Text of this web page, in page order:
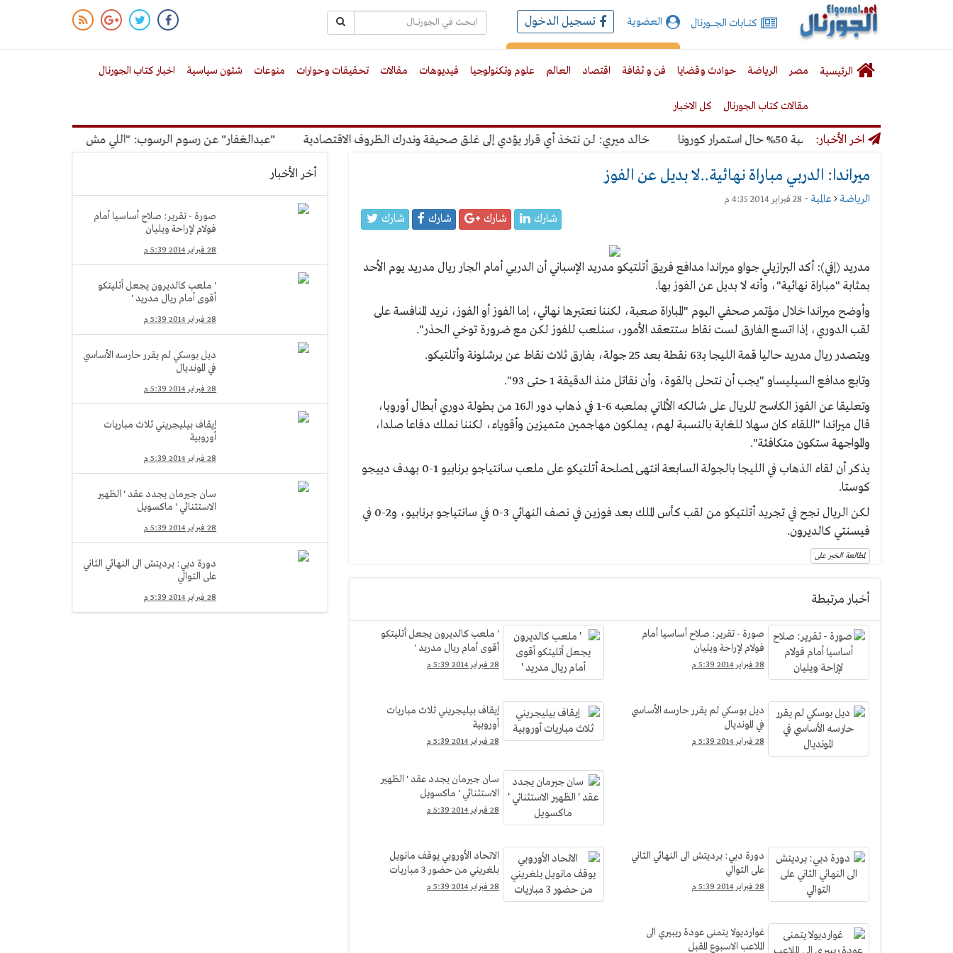
الجورنال
نت
كتـــابات الجـــــورنال العضوية تسجيل الدخول
الرئيسية مصر الرياضة حوادث وقضايا فن و ثقافة اقتصاد العالم علوم وتكنولوجيا فيديوهات مقالات تحقيقات وحوارات منوعات شئون سياسية اخبار كتاب الجورنال
مقالات كتاب الجورنال كل الاخبار
اخر الأخبار:
المونديال بنسبة 50% حال استمرار كورونا خالد ميري: لن نتخذ أي قرار يؤدي إلى غلق صحيفة وندرك الظروف الاقتصادية "عبدالغفار" عن رسوم الرسوب: "اللي مش عاوز يتعلم ملوش
ميراندا: الدربي مباراة نهائية..لا بديل عن الفوز
الرياضة عالمية - 28 فبراير 2014 4:35 م
شارك شارك شارك شارك
مدريد (إفي): أكد البرازيلي جواو ميراندا مدافع فريق أتلتيكو مدريد الإسباني أن الدربي أمام الجار ريال مدريد يوم الأحد
بمثابة "مباراة نهائية"، وأنه لا بديل عن الفوز بها.
وأوضح ميراندا خلال مؤتمر صحفي اليوم "المباراة صعبة، لكننا نعتبرها نهائي، إما الفوز أو الفوز، نريد المنافسة على
لقب الدوري، إذا اتسع الفارق لست نقاط ستتعقد الأمور، سنلعب للفوز لكن مع ضرورة توخي الحذر".
ويتصدر ريال مدريد حاليا قمة الليجا بـ63 نقطة بعد 25 جولة، بفارق ثلاث نقاط عن برشلونة وأتلتيكو.
وتابع مدافع السيليساو "يجب أن نتحلى بالقوة، وأن نقاتل منذ الدقيقة 1 حتى 93".
وتعليقا عن الفوز الكاسح للريال على شالكه الألماني بملعبه 6-1 في ذهاب دور الـ16 من بطولة دوري أبطال أوروبا،
قال ميراندا "اللقاء كان سهلا للغاية بالنسبة لهم، يملكون مهاجمين متميزين وأقوياء، لكننا نملك دفاعا صلدا،
والمواجهة ستكون متكافئة".
يذكر أن لقاء الذهاب في الليجا بالجولة السابعة انتهى لمصلحة أتلتيكو على ملعب سانتياجو برنابيو 1-0 بهدف دييجو
كوستا.
لكن الريال نجح في تجريد أتلتيكو من لقب كأس الملك بعد فوزين في نصف النهائي 3-0 في سانتياجو برنابيو، و2-0 في
فيسنتي كالديرون.
لمطالعة الخبر على
أخبار مرتبطة
صورة - تقرير: صلاح أساسيا أمام
فولام لإراحة ويليان
28 فبراير 2014 5:39 م
' ملعب كالديرون يجعل أتليتكو
أقوى أمام ريال مدريد '
28 فبراير 2014 5:39 م
ديل بوسكي لم يقرر حارسه الأساسي
في المونديال
28 فبراير 2014 5:39 م
إيقاف بيليجريني ثلاث مباريات
أوروبية
28 فبراير 2014 5:39 م
سان جيرمان يجدد عقد ' الظهير
الاستثنائي ' ماكسويل
28 فبراير 2014 5:39 م
دورة دبي: برديتش الى النهائي الثاني
على التوالي
28 فبراير 2014 5:39 م
الاتحاد الأوروبي يوقف مانويل
بلغريني من حضور 3 مباريات
28 فبراير 2014 5:39 م
غوارديولا يتمنى عودة ريبيري الى
الملاعب الاسبوع المقبل
أخر الأخبار
صورة - تقرير: صلاح أساسيا أمام
فولام لإراحة ويليان
28 فبراير 2014 5:39 م
' ملعب كالديرون يجعل أتليتكو
أقوى أمام ريال مدريد '
28 فبراير 2014 5:39 م
ديل بوسكي لم يقرر حارسه الأساسي
في المونديال
28 فبراير 2014 5:39 م
إيقاف بيليجريني ثلاث مباريات
أوروبية
28 فبراير 2014 5:39 م
سان جيرمان يجدد عقد ' الظهير
الاستثنائي ' ماكسويل
28 فبراير 2014 5:39 م
دورة دبي: برديتش الى النهائي الثاني
على التوالي
28 فبراير 2014 5:39 م